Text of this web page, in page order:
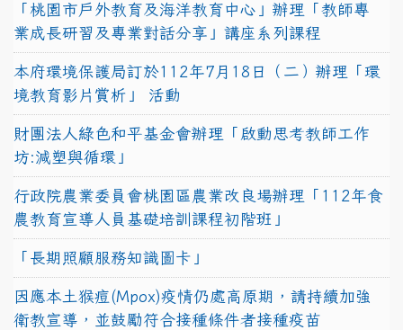
「桃園市戶外教育及海洋教育中心」辦理「教師專
業成長研習及專業對話分享」講座系列課程
本府環境保護局訂於112年7月18日（二）辦理「環
境教育影片賞析」 活動
財團法人綠色和平基金會辦理「啟動思考教師工作
坊:減塑與循環」
行政院農業委員會桃園區農業改良場辦理「112年食
農教育宣導人員基礎培訓課程初階班」
「長期照顧服務知識圖卡」
因應本土猴痘(Mpox)疫情仍處高原期，請持續加強
衛教宣導，並鼓勵符合接種條件者接種疫苗